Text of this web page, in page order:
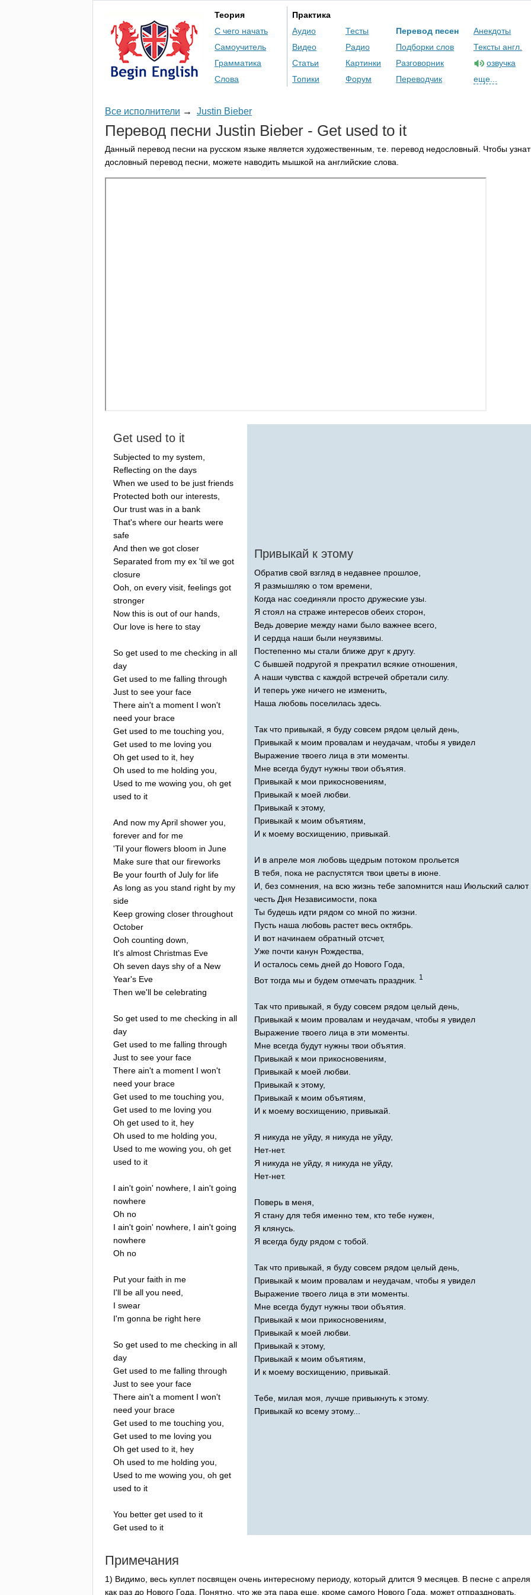
Теория
С чего начать
Самоучитель
Грамматика
Слова
Практика
Аудио
Видео
Статьи
Топики
Тесты
Радио
Картинки
Форум
Перевод песен
Подборки слов
Разговорник
Переводчик
Анекдоты
Тексты англ.
озвучка
еще...
Все исполнители → Justin Bieber
Перевод песни Justin Bieber - Get used to it
Данный перевод песни на русском языке является художественным, т.е. перевод недословный. Чтобы
дословный перевод песни, можете наводить мышкой на английские слова.
Get used to it
Subjected to my system
Reflecting on the days
When we used to be just friends
Protected both our interests
Our trust was in a bank
That's where our hearts were
safe
And then we got closer
Separated from my ex 'til we got
closure
Ooh on every visit feelings got
stronger
Now this is out of our hands
Our love is here to stay
So get used to me checking in all
day
Get used to me falling through
Just to see your face
There ain't a moment I won't
need your brace
Get used to me touching you
Get used to me loving you
Oh get used to it hey
Oh used to me holding you
Used to me wowing you oh get
used to it
And now myApril shower you
forever and for me
'Til your flowers bloom in June
Make sure that our fireworks
Be your fourth of July for life
As long as you stand right by my
side
Keep growing closer throughout
October
Ooh counting down
It's almost Christmas Eve
Oh seven days shy of a New
Year's Eve
Then we'll be celebrating
So get used to me checking in all
day
Get used to me falling through
Just to see your face
There ain't a moment I won't
need your brace
Get used to me touching you
Get used to me loving you
Oh get used to it hey
Oh used to me holding you
Used to me wowing you oh get
used to it
I ain't goin' nowhere I ain't going
nowhere
Oh no
I ain't goin' nowhere I ain't going
nowhere
Oh no
Put your faith in me
I'll be all you need
I swear
I'm gonna be right here
So get used to me checking in all
day
Get used to me falling through
Just to see your face
There ain't a moment I won't
need your brace
Get used to me touching you
Get used to me loving you
Oh get used to it hey
Oh used to me holding you
Used to me wowing you oh get
used to it
You better get used to it
Get used to it
Привыкай к этому
Обратив свой взгляд в недавнее прошлое,
Я размышляю о том времени,
Когда нас соединяли просто дружеские узы.
Я стоял на страже интересов обеих сторон,
Ведь доверие между нами было важнее всего,
И сердца наши были неуязвимы.
Постепенно мы стали ближе друг к другу.
С бывшей подругой я прекратил всякие отношения,
А наши чувства с каждой встречей обретали силу.
И теперь уже ничего не изменить,
Наша любовь поселилась здесь.
Так что привыкай, я буду совсем рядом целый день,
Привыкай к моим провалам и неудачам, чтобы я увидел
Выражение твоего лица в эти моменты.
Мне всегда будут нужны твои объятия.
Привыкай к мои прикосновениям,
Привыкай к моей любви.
Привыкай к этому,
Привыкай к моим объятиям,
И к моему восхищению, привыкай.
И в апреле моя любовь щедрым потоком прольется
В тебя, пока не распустятся твои цветы в июне.
И, без сомнения, на всю жизнь тебе запомнится наш Июльский салют
честь Дня Независимости, пока
Ты будешь идти рядом со мной по жизни.
Пусть наша любовь растет весь октябрь.
И вот начинаем обратный отсчет,
Уже почти канун Рождества,
И осталось семь дней до Нового Года,
Вот тогда мы и будем отмечать праздник.
1
Так что привыкай, я буду совсем рядом целый день,
Привыкай к моим провалам и неудачам, чтобы я увидел
Выражение твоего лица в эти моменты.
Мне всегда будут нужны твои объятия.
Привыкай к мои прикосновениям,
Привыкай к моей любви.
Привыкай к этому,
Привыкай к моим объятиям,
И к моему восхищению, привыкай.
Я никуда не уйду, я никуда не уйду,
Нет-нет.
Я никуда не уйду, я никуда не уйду,
Нет-нет.
Поверь в меня,
Я стану для тебя именно тем, кто тебе нужен,
Я клянусь.
Я всегда буду рядом с тобой.
Так что привыкай, я буду совсем рядом целый день,
Привыкай к моим провалам и неудачам, чтобы я увидел
Выражение твоего лица в эти моменты.
Мне всегда будут нужны твои объятия.
Привыкай к мои прикосновениям,
Привыкай к моей любви.
Привыкай к этому,
Привыкай к моим объятиям,
И к моему восхищению, привыкай.
Тебе, милая моя, лучше привыкнуть к этому.
Привыкай ко всему этому...
Примечания
1) Видимо, весь куплет посвящен очень интересному периоду, который длится 9 месяцев. В песне с
как раз до Нового Года. Понятно, что же эта пара еще, кроме самого Нового Года, может отпраздновать.